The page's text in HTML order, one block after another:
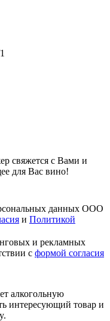
свяжется с Вами и
для Вас вино!
данных ООО
и Политикой
и рекламных
с формой согласия
алкогольную
интересующий товар и